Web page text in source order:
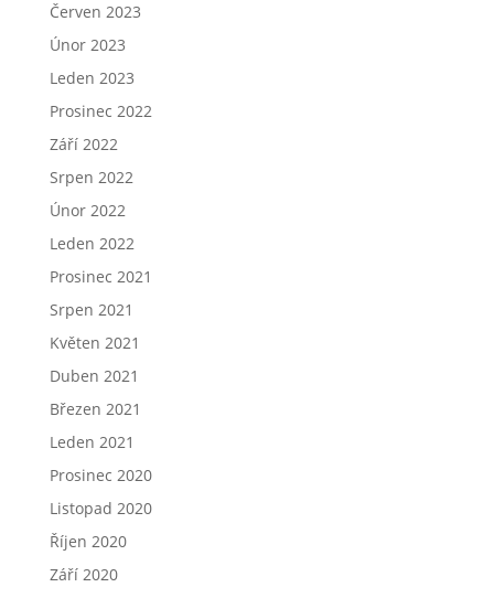
Červen 2023
Únor 2023
Leden 2023
Prosinec 2022
Září 2022
Srpen 2022
Únor 2022
Leden 2022
Prosinec 2021
Srpen 2021
Květen 2021
Duben 2021
Březen 2021
Leden 2021
Prosinec 2020
Listopad 2020
Říjen 2020
Září 2020